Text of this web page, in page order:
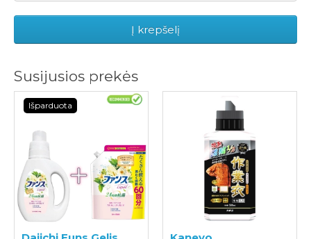
Į krepšelį
Susijusios prekės
Išparduota